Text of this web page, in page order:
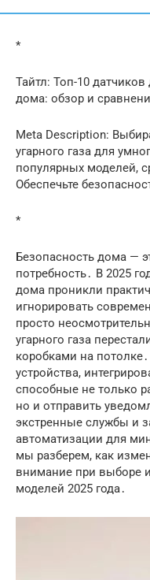
*
Тайтл: Топ-10
дома: обзор и
Meta Description:
угарного газа для
популярных моделей,
Обеспечьте
*
Безопасность дома —
потребность․ В 2025
дома проникли
игнорировать
просто
угарного газа
коробками на
устройства,
способные не только
но и отправить
экстренные службы и
автоматизации для
мы разберем, как
внимание при выборе
моделей 2025 года․